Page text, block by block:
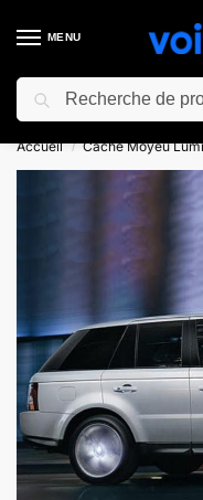
MENU
⚡ 10% de réduction pour
Accueil / Cache Moyeu